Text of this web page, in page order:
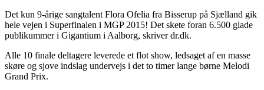
Det kun 9-årige sangtalent Flora Ofelia fra Bisserup på Sjælland gik
hele vejen i Superfinalen i MGP 2015! Det skete foran 6.500 glade
publikummer i Gigantium i Aalborg, skriver dr.dk.
Alle 10 finale deltagere leverede et flot show, ledsaget af en masse
skøre og sjove indslag undervejs i det to timer lange børne Melodi
Grand Prix.